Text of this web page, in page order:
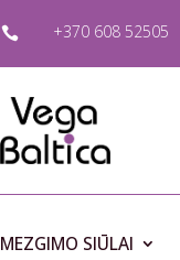
 +370 608 52505
MEZGIMO SIŪLAI